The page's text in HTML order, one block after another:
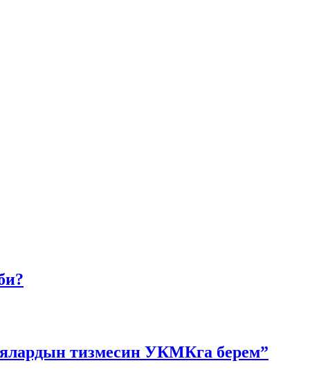
тизмесин УКМКга берем”